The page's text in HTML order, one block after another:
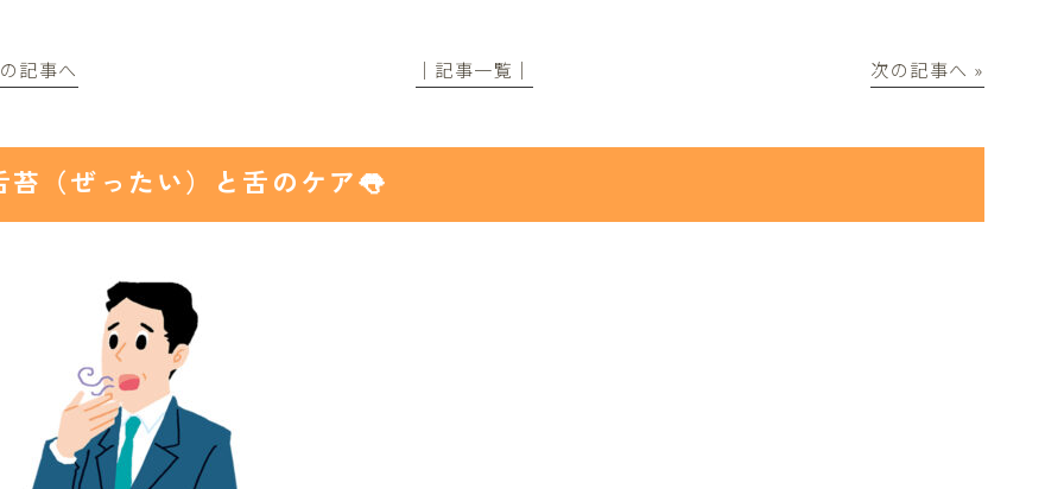
記事へ │記事一覧│ 次の記事へ »
苔（ぜったい）と舌のケア👅